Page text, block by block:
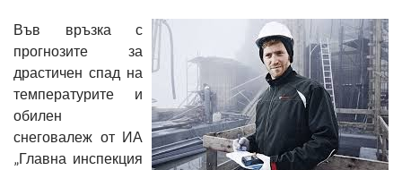
Във връзка с
прогнозите за
драстичен спад на
температурите и
обилен
снеговалеж от ИА
„Главна инспекция